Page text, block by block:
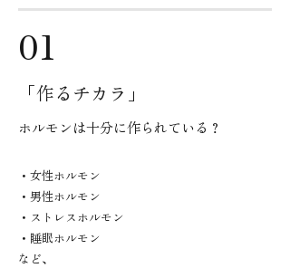
01
「作るチカラ」
ホルモンは十分に作られている？
・女性ホルモン
・男性ホルモン
・ストレスホルモン
・睡眠ホルモン
など、